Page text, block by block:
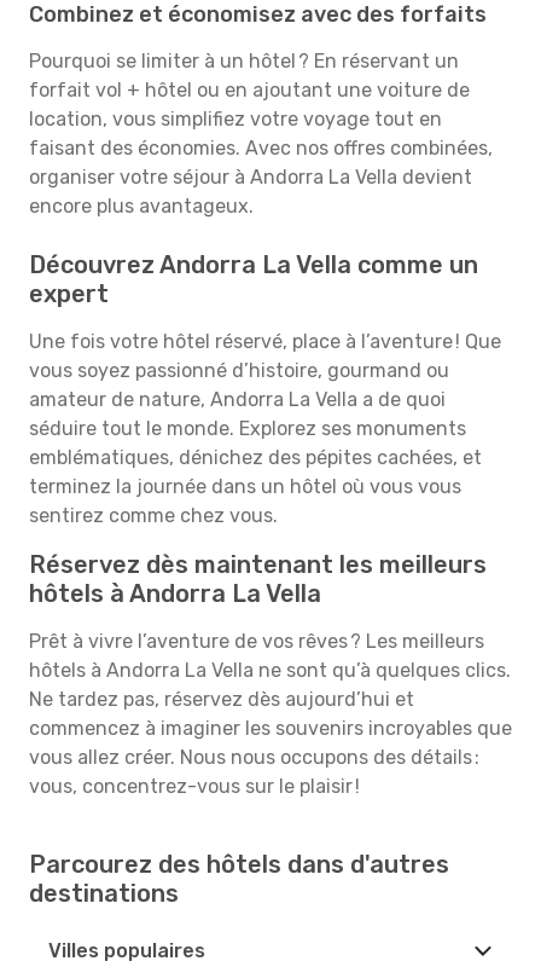
Combinez et économisez avec des forfaits
Pourquoi se limiter à un hôtel ? En réservant un
forfait vol + hôtel ou en ajoutant une voiture de
location, vous simplifiez votre voyage tout en
faisant des économies. Avec nos offres combinées,
organiser votre séjour à Andorra La Vella devient
encore plus avantageux.
Découvrez Andorra La Vella comme un
expert
Une fois votre hôtel réservé, place à l’aventure ! Que
vous soyez passionné d’histoire, gourmand ou
amateur de nature, Andorra La Vella a de quoi
séduire tout le monde. Explorez ses monuments
emblématiques, dénichez des pépites cachées, et
terminez la journée dans un hôtel où vous vous
sentirez comme chez vous.
Réservez dès maintenant les meilleurs
hôtels à Andorra La Vella
Prêt à vivre l’aventure de vos rêves ? Les meilleurs
hôtels à Andorra La Vella ne sont qu’à quelques clics.
Ne tardez pas, réservez dès aujourd’hui et
commencez à imaginer les souvenirs incroyables que
vous allez créer. Nous nous occupons des détails :
vous, concentrez-vous sur le plaisir !
Parcourez des hôtels dans d'autres
destinations
Villes populaires